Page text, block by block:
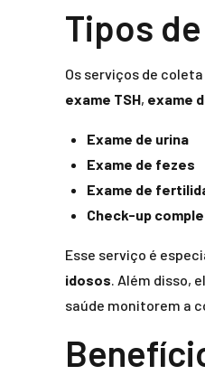
Tipos
Os serviços de
exame TSH, exame
Exame de urina
Exame de fezes
Exame de
Check-up
Esse serviço é
idosos. Além disso,
saúde monitorem a